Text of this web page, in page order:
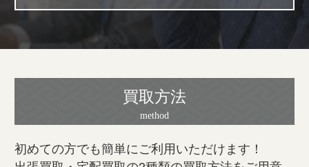
買取方法
初めての方でも簡単にご利用いただけます！